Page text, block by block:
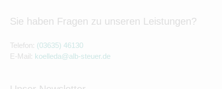
Sie haben Fragen zu unseren Leistungen?
Telefon: (03635) 46130
E-Mail: koelleda@alb-steuer.de